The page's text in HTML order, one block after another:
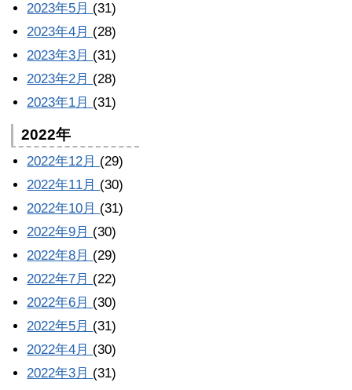
2023年5月 (31)
2023年4月 (28)
2023年3月 (31)
2023年2月 (28)
2023年1月 (31)
2022年
2022年12月 (29)
2022年11月 (30)
2022年10月 (31)
2022年9月 (30)
2022年8月 (29)
2022年7月 (22)
2022年6月 (30)
2022年5月 (31)
2022年4月 (30)
2022年3月 (31)